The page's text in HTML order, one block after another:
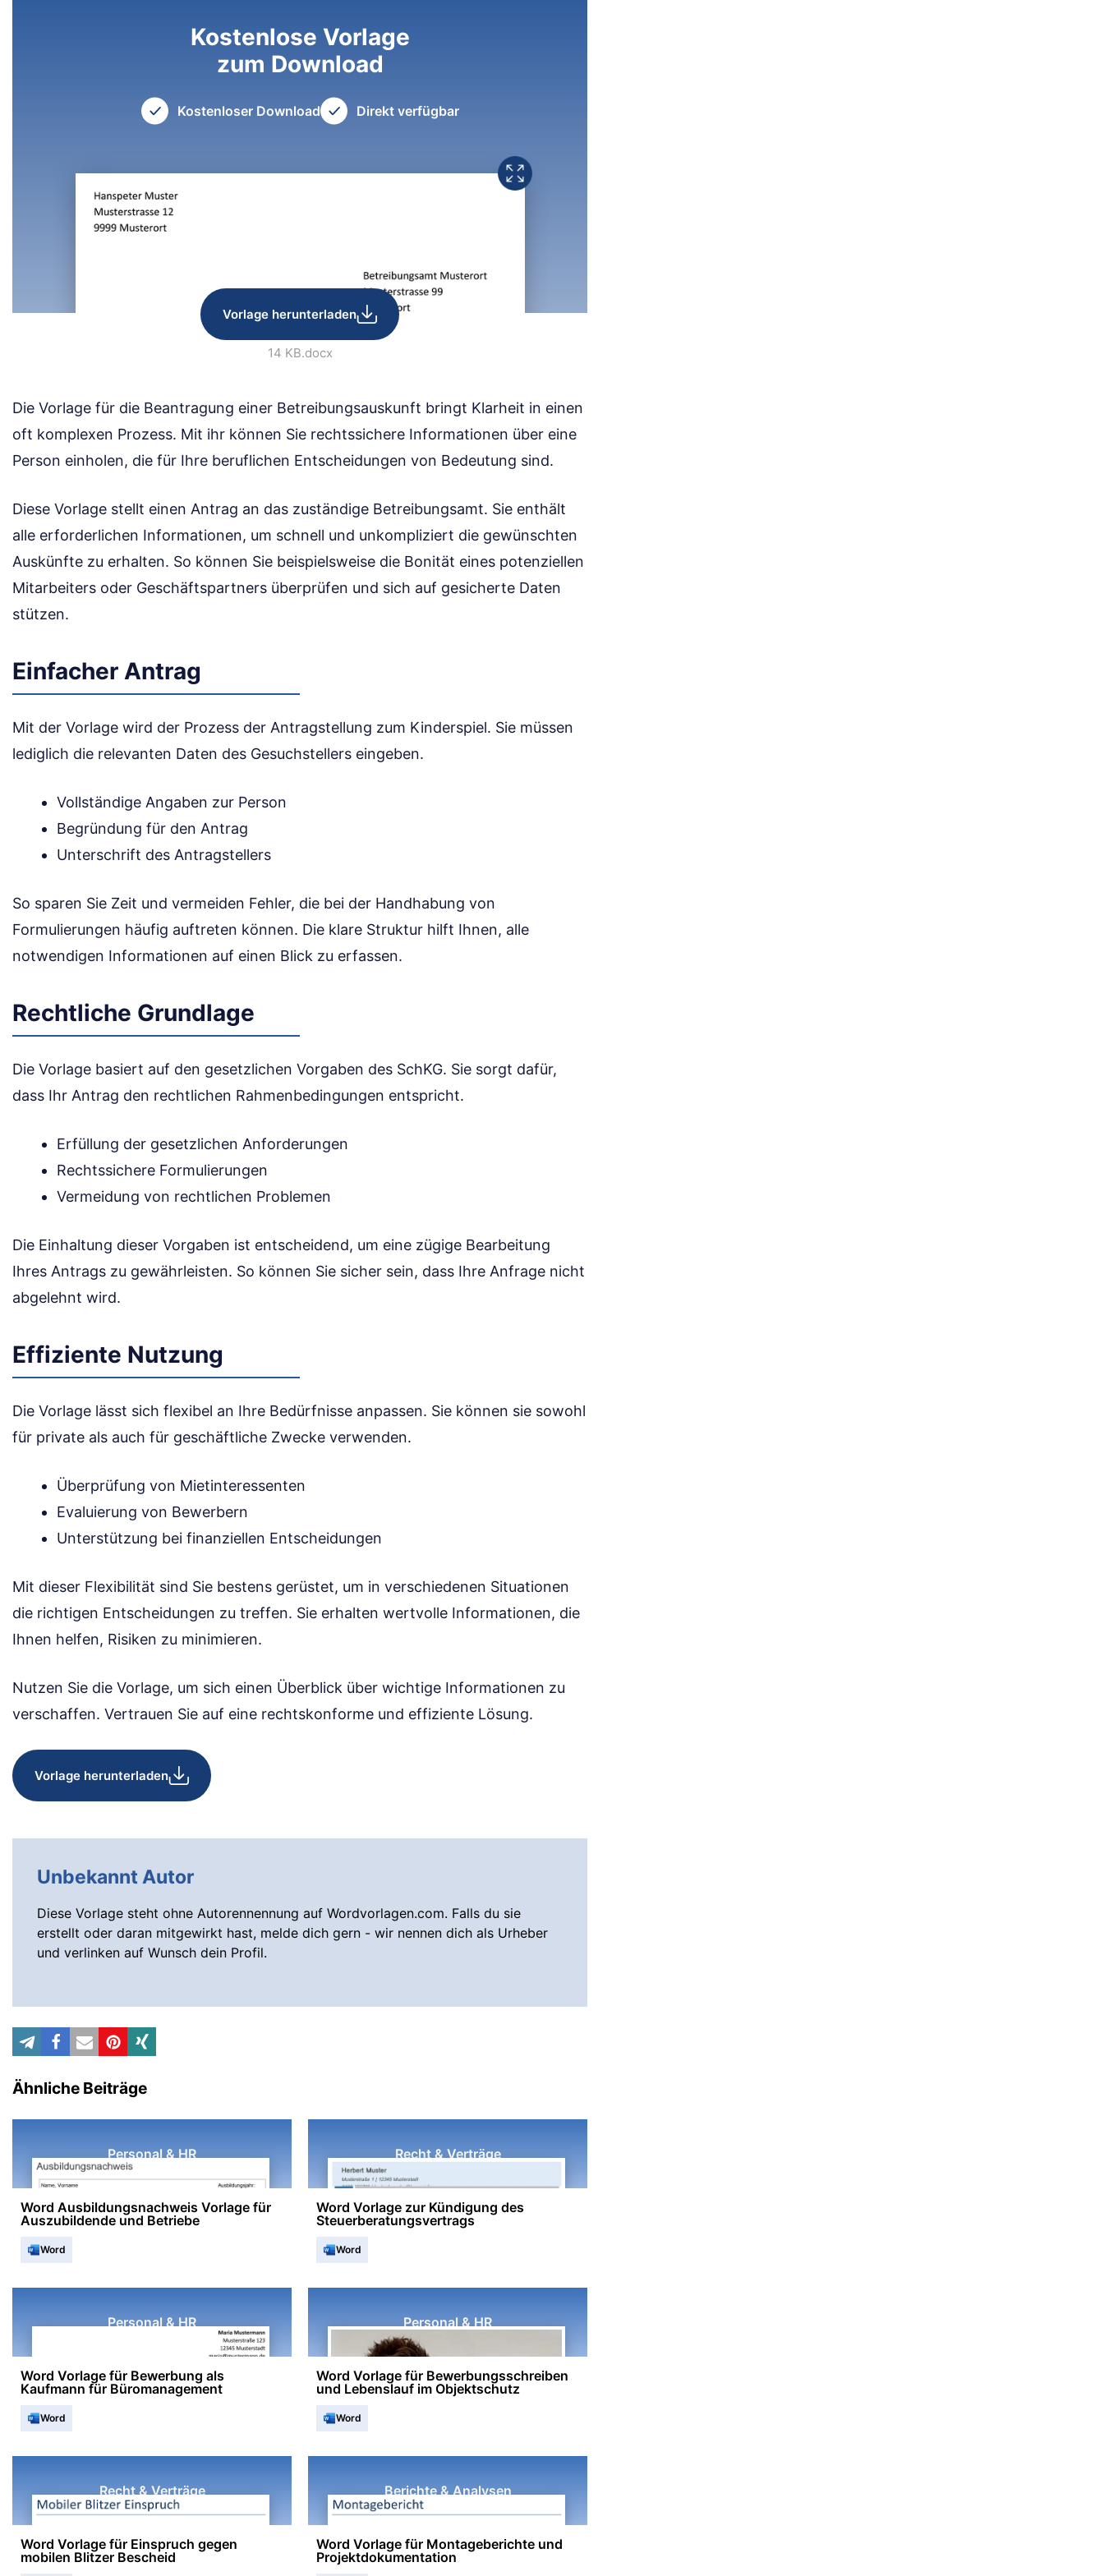
Kostenlose Vorlage
zum Download
Kostenloser Download Direkt verfügbar
Vorlage herunterladen
14 KB.docx
Die Vorlage für die Beantragung einer Betreibungsauskunft bringt Klarheit in einen
oft komplexen Prozess. Mit ihr können Sie rechtssichere Informationen über eine
Person einholen, die für Ihre beruflichen Entscheidungen von Bedeutung sind.
Diese Vorlage stellt einen Antrag an das zuständige Betreibungsamt. Sie enthält
alle erforderlichen Informationen, um schnell und unkompliziert die gewünschten
Auskünfte zu erhalten. So können Sie beispielsweise die Bonität eines potenziellen
Mitarbeiters oder Geschäftspartners überprüfen und sich auf gesicherte Daten
stützen.
Einfacher Antrag
Mit der Vorlage wird der Prozess der Antragstellung zum Kinderspiel. Sie müssen
lediglich die relevanten Daten des Gesuchstellers eingeben.
Vollständige Angaben zur Person
Begründung für den Antrag
Unterschrift des Antragstellers
So sparen Sie Zeit und vermeiden Fehler, die bei der Handhabung von
Formulierungen häufig auftreten können. Die klare Struktur hilft Ihnen, alle
notwendigen Informationen auf einen Blick zu erfassen.
Rechtliche Grundlage
Die Vorlage basiert auf den gesetzlichen Vorgaben des SchKG. Sie sorgt dafür,
dass Ihr Antrag den rechtlichen Rahmenbedingungen entspricht.
Erfüllung der gesetzlichen Anforderungen
Rechtssichere Formulierungen
Vermeidung von rechtlichen Problemen
Die Einhaltung dieser Vorgaben ist entscheidend, um eine zügige Bearbeitung
Ihres Antrags zu gewährleisten. So können Sie sicher sein, dass Ihre Anfrage nicht
abgelehnt wird.
Effiziente Nutzung
Die Vorlage lässt sich flexibel an Ihre Bedürfnisse anpassen. Sie können sie sowohl
für private als auch für geschäftliche Zwecke verwenden.
Überprüfung von Mietinteressenten
Evaluierung von Bewerbern
Unterstützung bei finanziellen Entscheidungen
Mit dieser Flexibilität sind Sie bestens gerüstet, um in verschiedenen Situationen
die richtigen Entscheidungen zu treffen. Sie erhalten wertvolle Informationen, die
Ihnen helfen, Risiken zu minimieren.
Nutzen Sie die Vorlage, um sich einen Überblick über wichtige Informationen zu
verschaffen. Vertrauen Sie auf eine rechtskonforme und effiziente Lösung.
Vorlage herunterladen
Unbekannt Autor
Diese Vorlage steht ohne Autorennennung auf Wordvorlagen.com. Falls du sie
erstellt oder daran mitgewirkt hast, melde dich gern - wir nennen dich als Urheber
und verlinken auf Wunsch dein Profil.
Ähnliche Beiträge
Personal & HR
Word Ausbildungsnachweis Vorlage für
Auszubildende und Betriebe
Word
Recht & Verträge
Word Vorlage zur Kündigung des
Steuerberatungsvertrags
Word
Personal & HR
Word Vorlage für Bewerbung als
Kaufmann für Büromanagement
Word
Personal & HR
Word Vorlage für Bewerbungsschreiben
und Lebenslauf im Objektschutz
Word
Recht & Verträge
Word Vorlage für Einspruch gegen
mobilen Blitzer Bescheid
Berichte & Analysen
Word Vorlage für Montageberichte und
Projektdokumentation